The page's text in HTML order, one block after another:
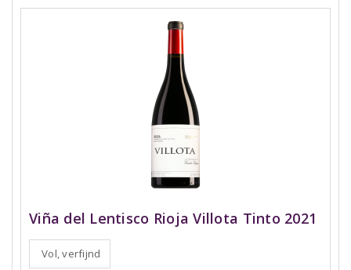
Viña del Lentisco Rioja Villota Tinto 2021
Vol, verfijnd